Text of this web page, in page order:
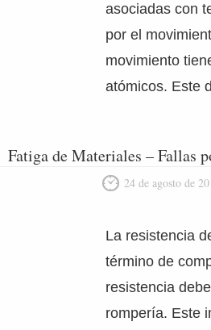
asociadas con
por el
movimiento
atómicos. Este
Fatiga de Materiales – Fallas
24 de agosto de
La resistencia
término de
resistencia
rompería. Este